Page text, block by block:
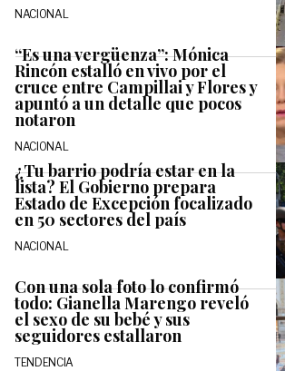
NACIONAL
“Es una vergüenza”: Mónica
Rincón estalló en vivo por el
cruce entre Campillai y Flores y
apuntó a un detalle que pocos
notaron
NACIONAL
¿Tu barrio podría estar en la
lista? El Gobierno prepara
Estado de Excepción focalizado
en 50 sectores del país
NACIONAL
Con una sola foto lo confirmó
todo: Gianella Marengo reveló
el sexo de su bebé y sus
seguidores estallaron
TENDENCIA